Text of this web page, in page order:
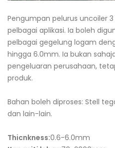
Pengumpan pelurus uncoiler
pelbagai aplikasi. Ia boleh
pelbagai gegelung logam
hingga 6.0mm. Ia bukan
pengeluaran perusahaan,
produk.
Bahan boleh diproses: Stell
dan lain-lain.
Thicnkness:0.6-6.0mm